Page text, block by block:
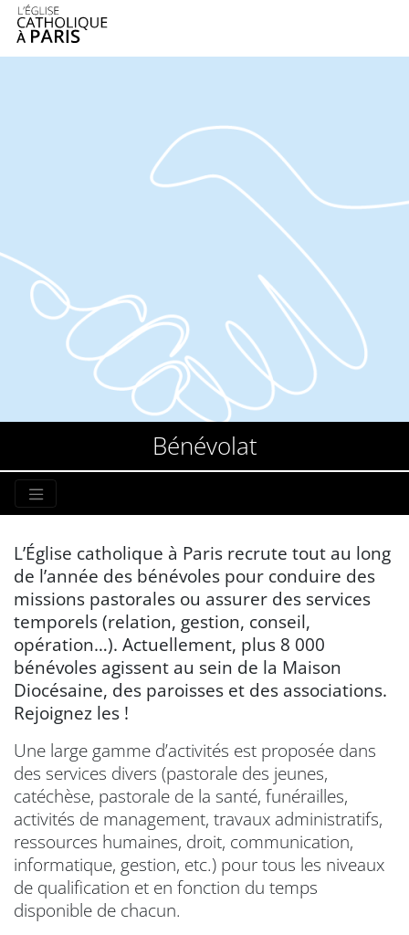
Bénévolat
L’Église catholique à Paris recrute tout au long
de l’année des bénévoles pour conduire des
missions pastorales ou assurer des services
temporels (relation, gestion, conseil,
opération…). Actuellement, plus 8 000
bénévoles agissent au sein de la Maison
Diocésaine, des paroisses et des associations.
Rejoignez les !
Une large gamme d’activités est proposée dans
des services divers (pastorale des jeunes,
catéchèse, pastorale de la santé, funérailles,
activités de management, travaux administratifs,
ressources humaines, droit, communication,
informatique, gestion, etc.) pour tous les niveaux
de qualification et en fonction du temps
disponible de chacun.
Panneau de gestion des cookies